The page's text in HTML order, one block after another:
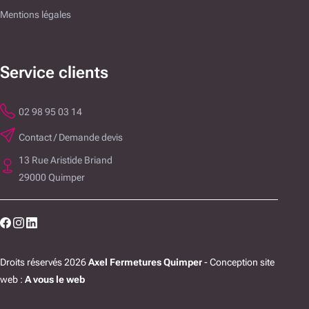
Mentions légales
Service clients
02 98 95 03 14
Contact / Demande devis
13 Rue Aristide Briand
29000 Quimper
Droits réservés 2026Axel Fermetures Quimper- Conception site
web : A vous le web